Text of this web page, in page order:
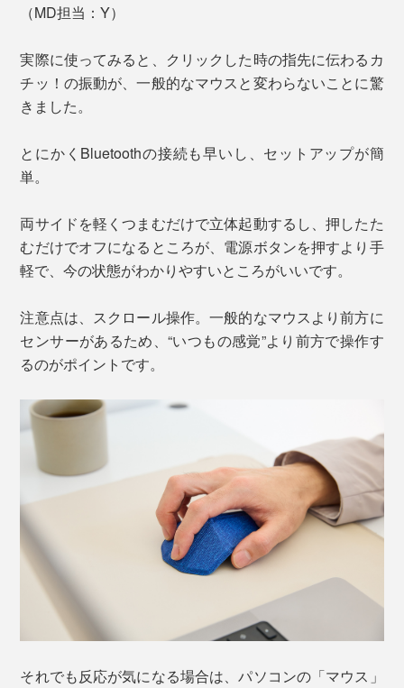
（MD担当：Y）
実際に使ってみると、クリックした時の指先に伝わるカ
チッ！の振動が、一般的なマウスと変わらないことに驚
きました。
とにかくBluetoothの接続も早いし、セットアップが簡
単。
両サイドを軽くつまむだけで立体起動するし、押したた
むだけでオフになるところが、電源ボタンを押すより手
軽で、今の状態がわかりやすいところがいいです。
注意点は、スクロール操作。一般的なマウスより前方に
センサーがあるため、“いつもの感覚”より前方で操作す
るのがポイントです。
それでも反応が気になる場合は、パソコンの「マウス」